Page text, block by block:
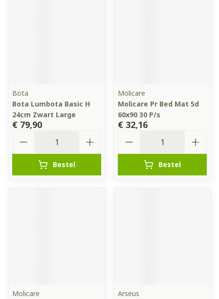
Bota
Bota Lumbota Basic H
24cm Zwart Large
€ 79,90
Bestel
Molicare
Molicare Pr Bed Mat 5d
60x90 30 P/s
€ 32,16
Bestel
Molicare
Arseus